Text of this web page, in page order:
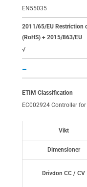
EN55035
2011/65/EU Restriction
(RoHS) + 2015/863/EU
√
–
ETIM Classification
EC002924 Controller
Vikt
Dimensioner
Drivdon CC / CV